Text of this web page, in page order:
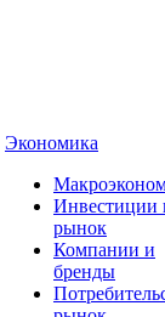
Экономика
Инвестиции
рынок
Компании и
бренды